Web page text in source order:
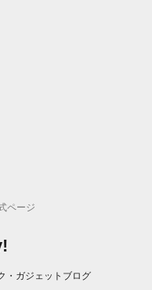
ページ
・ガジェットブログ